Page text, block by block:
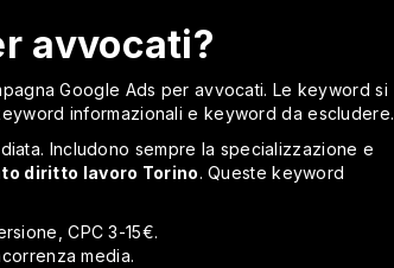
avvocati?
Google Ads per avvocati. Le keyword si
informazionali e keyword da escludere.
Includono sempre la specializzazione e
diritto lavoro Torino. Queste keyword
CPC 3-15€.
media.